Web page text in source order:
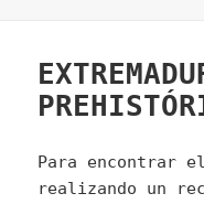
Para encontrar
realizando un